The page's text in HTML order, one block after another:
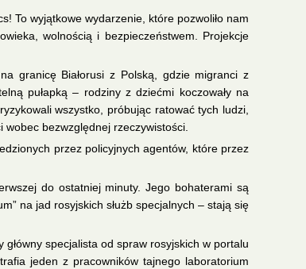
To wyjątkowe wydarzenie, które pozwoliło nam
wolnością i bezpieczeństwem. Projekcje
granicę Białorusi z Polską, gdzie migranci z
pułapką – rodziny z dziećmi koczowały na
wszystko, próbując ratować tych ludzi,
bezwzględnej rzeczywistości.
przez policyjnych agentów, które przez
do ostatniej minuty. Jego bohaterami są
na jad rosyjskich służb specjalnych – stają się
specjalista od spraw rosyjskich w portalu
jeden z pracowników tajnego laboratorium